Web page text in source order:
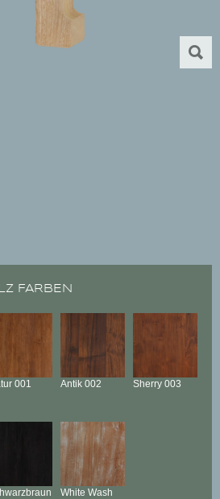
FARBEN
001 Antik 002 Sherry 003
White Wash